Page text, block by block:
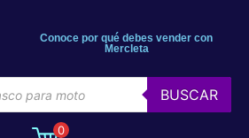
Conoce por qué debes vender con
Mercleta
BUSCAR
0